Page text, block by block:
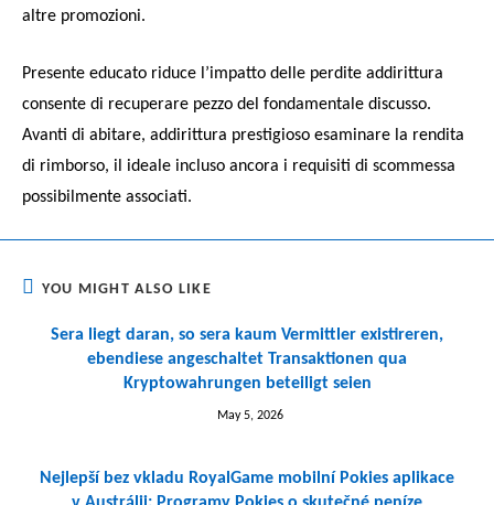
altre promozioni.
Presente educato riduce l’impatto delle perdite addirittura
consente di recuperare pezzo del fondamentale discusso.
Avanti di abitare, addirittura prestigioso esaminare la rendita
di rimborso, il ideale incluso ancora i requisiti di scommessa
possibilmente associati.
YOU MIGHT ALSO LIKE
Sera liegt daran, so sera kaum Vermittler existireren,
ebendiese angeschaltet Transaktionen qua
Kryptowahrungen beteiligt seien
May 5, 2026
Nejlepší bez vkladu RoyalGame mobilní Pokies aplikace